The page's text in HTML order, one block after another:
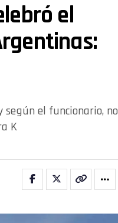
el
el funcionario, no
K